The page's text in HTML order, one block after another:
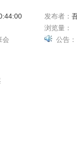
发布者：
浏览量：
会 公告：